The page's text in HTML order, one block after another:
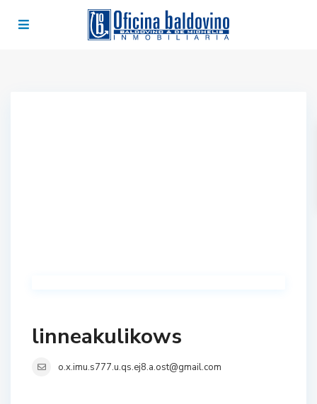
linneakulikows
o.x.imu.s777.u.qs.ej8.a.ost@gmail.com